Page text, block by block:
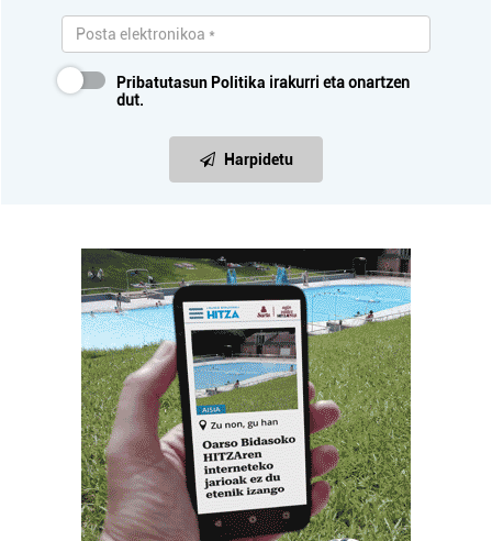
Pribatutasun Politika irakurri eta onartzen
dut.
Harpidetu